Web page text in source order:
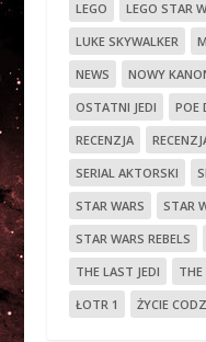
LEGO LEGO STAR
LUKE SKYWALKER
NEWS
NOWY
OSTATNI JEDI
POE
RECENZJA
SERIAL AKTORSKI
STAR WARS
STAR
STAR WARS REBELS
THE LAST JEDI
THE
ŁOTR 1
ŻYCIE